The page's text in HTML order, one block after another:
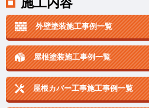
外壁塗装施工事例一覧
屋根塗装施工事例一覧
屋根カバー工事施工事例一覧